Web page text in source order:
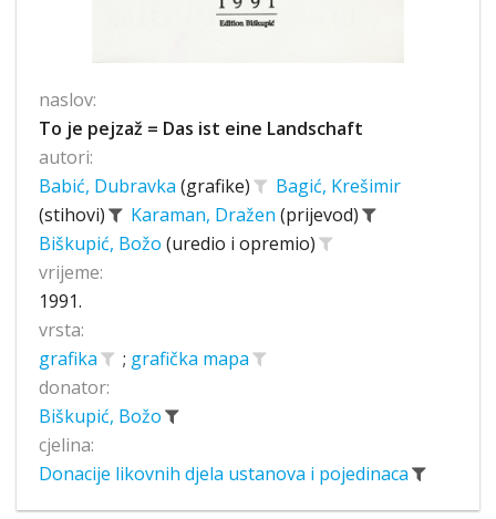
naslov:
To je pejzaž = Das ist eine Landschaft
autori:
Babić, Dubravka (grafike)
Bagić, Krešimir
(stihovi)
Karaman, Dražen (prijevod)
Biškupić, Božo (uredio i opremio)
vrijeme:
1991.
vrsta:
grafika
; grafička mapa
donator:
Biškupić, Božo
cjelina:
Donacije likovnih djela ustanova i pojedinaca